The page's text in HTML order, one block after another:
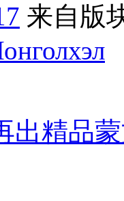
来自版
出精品